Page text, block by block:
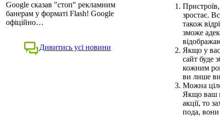
зростає.
також
зможе
Якщо у вас
сайт буде
кожним
ви лише
Можна
Якщо ваш
акції, то
пода, вони
Google сказав "стоп" рекламним
банерам у форматі Flash! Google
офіційно…
Дивитись усі новини